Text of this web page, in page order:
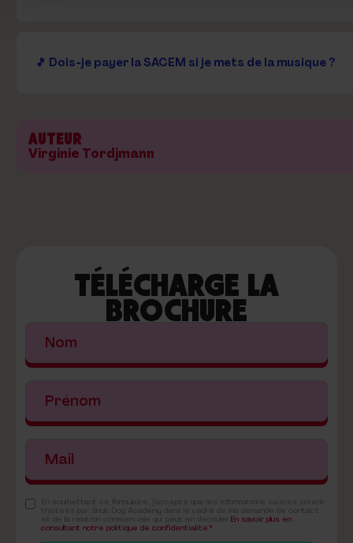
🎵 Dois-je payer la SACEM si je mets de la musique ?
AUTEUR
Virginie Tordjmann
TÉLÉCHARGE LA
BROCHURE
En savoir plus en
consultant notre politique de confidentialité.*